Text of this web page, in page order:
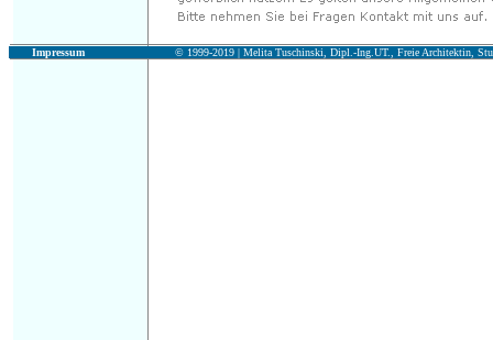
Impressum © 1999-2019 | Melita Tuschinski, Dipl.-Ing.UT., Freie Architektin,